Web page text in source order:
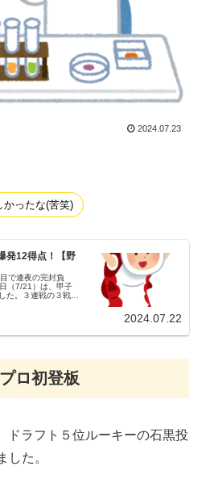
2024.07.23
かったな(苦笑)
発12得点！【野
で連夜の完封負
（7/21）は、甲子
た。３連戦の３戦目
2024.07.22
ロ初登板
ドラフト５位ルーキーの石黒投
した。